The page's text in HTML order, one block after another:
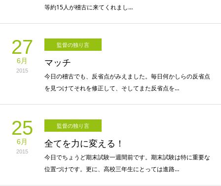
等約15人が稽古に来てくれまし…
27
6月
2015
監督の独り言
マッチ
今日の稽古でも、反省点がみえました。毎日何かしらの反省点
を見つけてそれを修正して、そしてまた反省点を…
25
6月
2015
監督の独り言
全てを力に変える！
今日でちょうど期末試験一週間前です。期末試験は特に重要な
位置づけです。更に、高校三年生にとっては進路…
応援メッセージ一覧